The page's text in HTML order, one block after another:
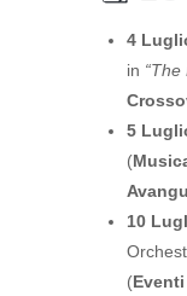
4
in
5
(
10
(